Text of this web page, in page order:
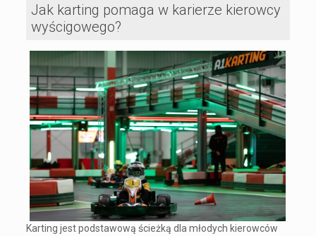
Jak karting pomaga w karierze kierowcy
wyścigowego?
Karting jest podstawową ścieżką dla młodych kierowców